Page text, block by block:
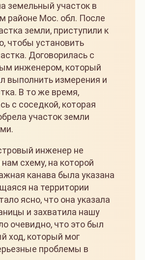
земельный участок в
районе Мос. обл. После
земли, приступили к
чтобы установить
Договорилась с
инженером, который
выполнить измерения и
В то же время,
с соседкой, которая
участок земли
инженер не
схему, на которой
канава была указана
на территории
ясно, что она указала
и захватила нашу
очевидно, что это был
ход, который мог
проблемы в